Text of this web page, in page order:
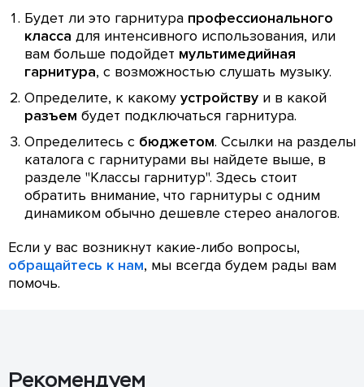
Будет ли это гарнитура профессионального
класса для интенсивного использования, или
вам больше подойдет мультимедийная
гарнитура, с возможностью слушать музыку.
Определите, к какому устройству и в какой
разъем будет подключаться гарнитура.
Определитесь с бюджетом. Ссылки на разделы
каталога с гарнитурами вы найдете выше, в
разделе "Классы гарнитур". Здесь стоит
обратить внимание, что гарнитуры с одним
динамиком обычно дешевле стерео аналогов.
Если у вас возникнут какие-либо вопросы,
обращайтесь к нам, мы всегда будем рады вам
помочь.
Рекомендуем